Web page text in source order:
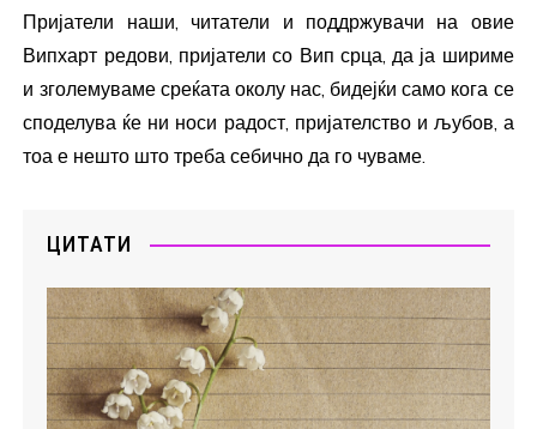
Пријатели наши, читатели и поддржувачи на овие
Випхарт редови, пријатели со Вип срца, да ја шириме
и зголемуваме среќата околу нас, бидејќи само кога се
споделува ќе ни носи радост, пријателство и љубов, а
тоа е нешто што треба себично да го чуваме.
ЦИТАТИ